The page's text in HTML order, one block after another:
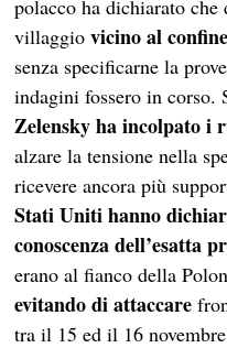
polacco ha dichiarato
villaggiovicino al
senza specificarne la
indagini fossero in corso.
Zelensky ha incolpato i
alzare la tensione nella
ricevere ancora più
Stati Uniti hanno
conoscenza dell’esatta
erano al fianco della
evitando di attaccare
tra il 15 ed il 16